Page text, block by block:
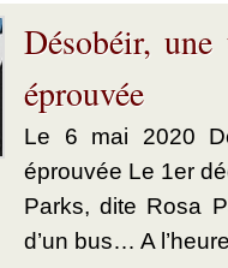
Désobéir,
éprouvée
Le 6 mai 2020
éprouvée Le 1er
Parks, dite Rosa
d’un bus… A